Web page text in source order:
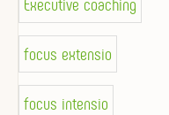
focus extensio
focus intensio